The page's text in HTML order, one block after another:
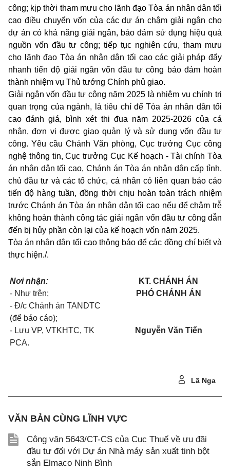
công; kịp thời tham mưu cho lãnh đạo Tòa án nhân dân tối
cao điều chuyển vốn của các dự án chậm giải ngân cho
dự án có khả năng giải ngân, bảo đảm sử dụng hiệu quả
nguồn vốn đầu tư công; tiếp tục nghiên cứu, tham mưu
cho lãnh đạo Tòa án nhân dân tối cao các giải pháp đẩy
nhanh tiến độ giải ngân vốn đầu tư công bảo đảm hoàn
thành nhiệm vụ Thủ tướng Chính phủ giao.
Giải ngân vốn đầu tư công năm 2025 là nhiệm vụ chính trị
quan trọng của ngành, là tiêu chí để Tòa án nhân dân tối
cao đánh giá, bình xét thi đua năm 2025-2026 của cá
nhân, đơn vị được giao quản lý và sử dụng vốn đầu tư
công. Yêu cầu Chánh Văn phòng, Cục trưởng Cục công
nghệ thông tin, Cục trưởng Cục Kế hoạch - Tài chính Tòa
án nhân dân tối cao, Chánh án Tòa án nhân dân cấp tỉnh,
chủ đầu tư và các tổ chức, cá nhân có liên quan báo cáo
tiến độ hàng tuần, đồng thời chịu hoàn toàn trách nhiệm
trước Chánh án Tòa án nhân dân tối cao nếu để chậm trễ
không hoàn thành công tác giải ngân vốn đầu tư công dẫn
đến bị hủy phần còn lại của kế hoạch vốn năm 2025.
Tòa án nhân dân tối cao thông báo để các đồng chí biết và
thực hiện./.
Nơi nhận:
- Như trên;
- Đ/c Chánh án TANDTC
(để báo cáo);
- Lưu VP, VTKHTC, TK
PCA.
KT. CHÁNH ÁN
PHÓ CHÁNH ÁN
Nguyễn Văn Tiến
Lã Nga
VĂN BẢN CÙNG LĨNH VỰC
Công văn 5643/CT-CS của Cục Thuế về ưu đãi
đầu tư đối với Dự án Nhà máy sản xuất tinh bột
sắn Elmaco Ninh Bình